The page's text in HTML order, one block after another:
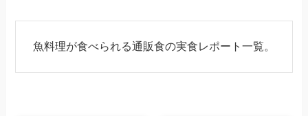
魚料理が食べられる通販食の実食レポート一覧。